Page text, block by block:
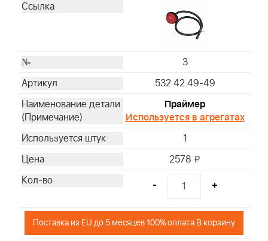
3
532 42 49-49
Праймер
Используется в агрегатах
1
2578 i
- +
Поставка из EU до 5 месяцев 100% оплата В корзину